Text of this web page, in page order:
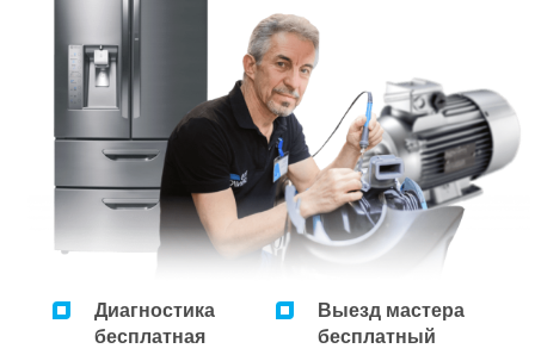
Диагностика
бесплатная
Выезд мастера
бесплатный